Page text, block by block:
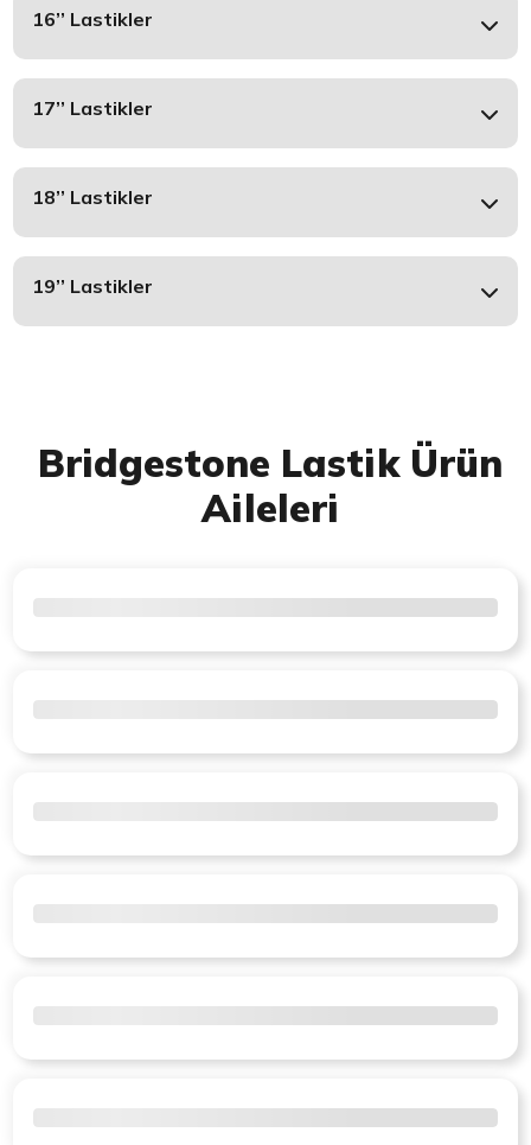
16’’ Lastikler
17’’ Lastikler
18’’ Lastikler
19’’ Lastikler
Bridgestone Lastik Ürün
Aileleri